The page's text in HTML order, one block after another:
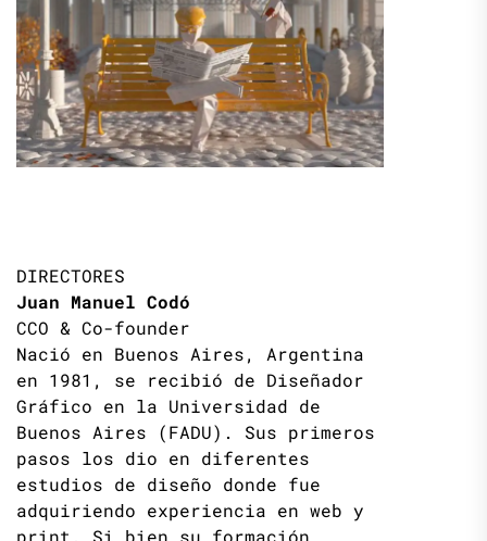
DIRECTORES
Juan Manuel Codó
CCO & Co-founder
Nació en Buenos Aires, Argentina
en 1981, se recibió de Diseñador
Gráfico en la Universidad de
Buenos Aires (FADU). Sus primeros
pasos los dio en diferentes
estudios de diseño donde fue
adquiriendo experiencia en web y
print. Si bien su formación